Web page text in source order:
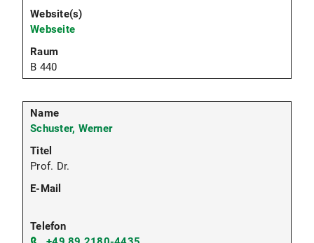
Webseite
B 440
Schuster, Werner
Prof. Dr.